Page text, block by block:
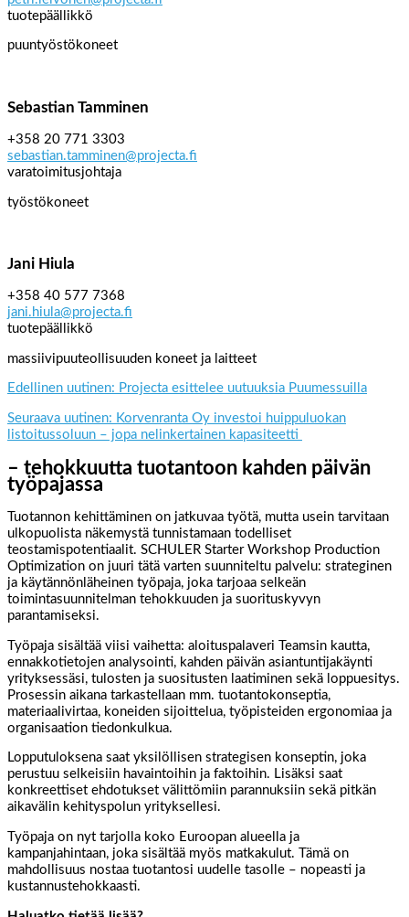
tuotepäällikkö
puuntyöstökoneet
Sebastian Tamminen
+358 20 771 3303
sebastian.tamminen@projecta.fi
varatoimitusjohtaja
työstökoneet
Jani Hiula
+358 40 577 7368
jani.hiula@projecta.fi
tuotepäällikkö
massiivipuuteollisuuden koneet ja laitteet
Edellinen uutinen: Projecta esittelee uutuuksia Puumessuilla
Seuraava uutinen: Korvenranta Oy investoi huippuluokan
listoitussoluun – jopa nelinkertainen kapasiteetti
– tehokkuutta tuotantoon kahden päivän
työpajassa
Tuotannon kehittäminen on jatkuvaa työtä, mutta usein tarvitaan
ulkopuolista näkemystä tunnistamaan todelliset
teostamispotentiaalit. SCHULER Starter Workshop Production
Optimization on juuri tätä varten suunniteltu palvelu: strateginen
ja käytännönläheinen työpaja, joka tarjoaa selkeän
toimintasuunnitelman tehokkuuden ja suorituskyvyn
parantamiseksi.
Työpaja sisältää viisi vaihetta: aloituspalaveri Teamsin kautta,
ennakkotietojen analysointi, kahden päivän asiantuntijakäynti
yrityksessäsi, tulosten ja suositusten laatiminen sekä loppuesitys.
Prosessin aikana tarkastellaan mm. tuotantokonseptia,
materiaalivirtaa, koneiden sijoittelua, työpisteiden ergonomiaa ja
organisaation tiedonkulkua.
Lopputuloksena saat yksilöllisen strategisen konseptin, joka
perustuu selkeisiin havaintoihin ja faktoihin. Lisäksi saat
konkreettiset ehdotukset välittömiin parannuksiin sekä pitkän
aikavälin kehityspolun yrityksellesi.
Työpaja on nyt tarjolla koko Euroopan alueella ja
kampanjahintaan, joka sisältää myös matkakulut. Tämä on
mahdollisuus nostaa tuotantosi uudelle tasolle – nopeasti ja
kustannustehokkaasti.